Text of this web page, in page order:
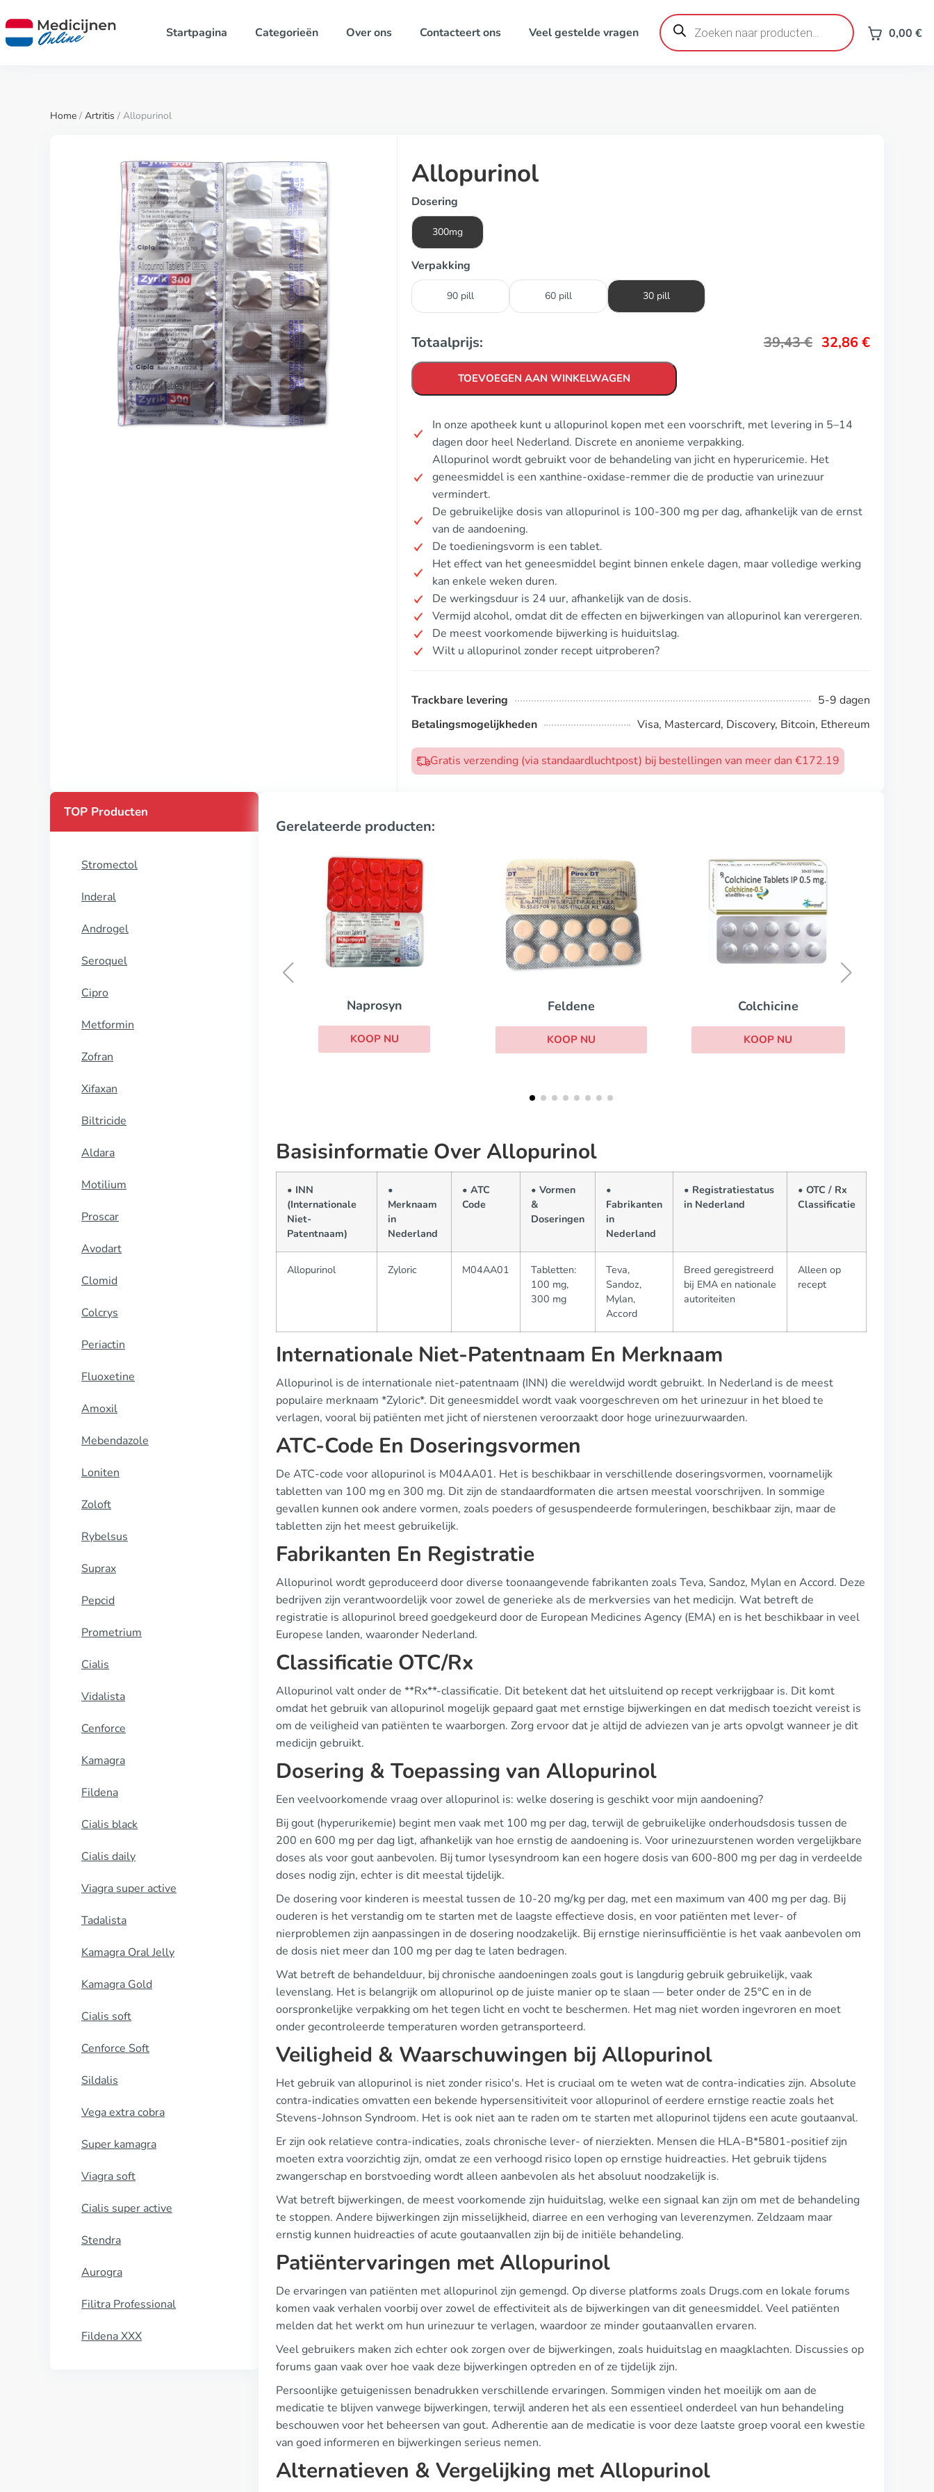
Startpagina Categorieën Over ons Contacteert ons Veel gestelde vragen
Producten
zoeken 0,00 €
Home / Artritis / Allopurinol
Allopurinol
Dosering
300mg
Verpakking
90 pill 60 pill 30 pill
Totaalprijs: 39,43€ 32,86€
TOEVOEGEN AAN WINKELWAGEN
In onze apotheek kunt u allopurinol kopen met een voorschrift, met levering in 5–14
dagen door heel Nederland. Discrete en anonieme verpakking.
Allopurinol wordt gebruikt voor de behandeling van jicht en hyperuricemie. Het
geneesmiddel is een xanthine-oxidase-remmer die de productie van urinezuur
vermindert.
De gebruikelijke dosis van allopurinol is 100-300 mg per dag, afhankelijk van de ernst
van de aandoening.
De toedieningsvorm is een tablet.
Het effect van het geneesmiddel begint binnen enkele dagen, maar volledige werking
kan enkele weken duren.
De werkingsduur is 24 uur, afhankelijk van de dosis.
Vermijd alcohol, omdat dit de effecten en bijwerkingen van allopurinol kan verergeren.
De meest voorkomende bijwerking is huiduitslag.
Wilt u allopurinol zonder recept uitproberen?
Trackbare levering
5-9 dagen
Betalingsmogelijkheden
Visa, Mastercard, Discovery, Bitcoin, Ethereum
Gratis verzending (via standaardluchtpost) bij bestellingen van meer dan €172.19
TOP Producten
Stromectol
Inderal
Androgel
Seroquel
Cipro
Metformin
Zofran
Xifaxan
Biltricide
Aldara
Motilium
Proscar
Avodart
Clomid
Colcrys
Periactin
Fluoxetine
Amoxil
Mebendazole
Loniten
Zoloft
Rybelsus
Suprax
Pepcid
Prometrium
Cialis
Vidalista
Cenforce
Kamagra
Fildena
Cialis black
Cialis daily
Viagra super active
Tadalista
Kamagra Oral Jelly
Kamagra Gold
Cialis soft
Cenforce Soft
Sildalis
Vega extra cobra
Super kamagra
Viagra soft
Cialis super active
Stendra
Aurogra
Filitra Professional
Fildena XXX
Gerelateerde producten:
Feldene
KOOP NU
Colchicine
KOOP NU
Neoral
Basisinformatie Over Allopurinol
• INN
(Internationale
Niet-
Patentnaam)
•
Merknaam
in
Nederland
• ATC
Code
• Vormen
&
Doseringen
•
Fabrikanten
in
Nederland
• Registratiestatus
in Nederland
• OTC / Rx
Classificatie
Allopurinol Zyloric M04AA01
Tabletten:
100 mg,
300 mg
Teva,
Sandoz,
Mylan,
Accord
Breed geregistreerd
bij EMA en nationale
autoriteiten
Alleen op
recept
Internationale Niet-Patentnaam En Merknaam
Allopurinol is de internationale niet-patentnaam (INN) die wereldwijd wordt gebruikt. In Nederland is de meest
populaire merknaam *Zyloric*. Dit geneesmiddel wordt vaak voorgeschreven om het urinezuur in het bloed te
verlagen, vooral bij patiënten met jicht of nierstenen veroorzaakt door hoge urinezuurwaarden.
ATC-Code En Doseringsvormen
De ATC-code voor allopurinol is M04AA01. Het is beschikbaar in verschillende doseringsvormen, voornamelijk
tabletten van 100 mg en 300 mg. Dit zijn de standaardformaten die artsen meestal voorschrijven. In sommige
gevallen kunnen ook andere vormen, zoals poeders of gesuspendeerde formuleringen, beschikbaar zijn, maar de
tabletten zijn het meest gebruikelijk.
Fabrikanten En Registratie
Allopurinol wordt geproduceerd door diverse toonaangevende fabrikanten zoals Teva, Sandoz, Mylan en Accord. Deze
bedrijven zijn verantwoordelijk voor zowel de generieke als de merkversies van het medicijn. Wat betreft de
registratie is allopurinol breed goedgekeurd door de European Medicines Agency (EMA) en is het beschikbaar in veel
Europese landen, waaronder Nederland.
Classificatie OTC/Rx
Allopurinol valt onder de **Rx**-classificatie. Dit betekent dat het uitsluitend op recept verkrijgbaar is. Dit komt
omdat het gebruik van allopurinol mogelijk gepaard gaat met ernstige bijwerkingen en dat medisch toezicht vereist is
om de veiligheid van patiënten te waarborgen. Zorg ervoor dat je altijd de adviezen van je arts opvolgt wanneer je dit
medicijn gebruikt.
Dosering & Toepassing van Allopurinol
Een veelvoorkomende vraag over allopurinol is: welke dosering is geschikt voor mijn aandoening?
Bij gout (hyperurikemie) begint men vaak met 100 mg per dag, terwijl de gebruikelijke onderhoudsdosis tussen de
200 en 600 mg per dag ligt, afhankelijk van hoe ernstig de aandoening is. Voor urinezuurstenen worden vergelijkbare
doses als voor gout aanbevolen. Bij tumor lysesyndroom kan een hogere dosis van 600-800 mg per dag in verdeelde
doses nodig zijn, echter is dit meestal tijdelijk.
De dosering voor kinderen is meestal tussen de 10-20 mg/kg per dag, met een maximum van 400 mg per dag. Bij
ouderen is het verstandig om te starten met de laagste effectieve dosis, en voor patiënten met lever- of
nierproblemen zijn aanpassingen in de dosering noodzakelijk. Bij ernstige nierinsufficiëntie is het vaak aanbevolen om
de dosis niet meer dan 100 mg per dag te laten bedragen.
Wat betreft de behandelduur, bij chronische aandoeningen zoals gout is langdurig gebruik gebruikelijk, vaak
levenslang. Het is belangrijk om allopurinol op de juiste manier op te slaan — beter onder de 25°C en in de
oorspronkelijke verpakking om het tegen licht en vocht te beschermen. Het mag niet worden ingevroren en moet
onder gecontroleerde temperaturen worden getransporteerd.
Veiligheid & Waarschuwingen bij Allopurinol
Het gebruik van allopurinol is niet zonder risico's. Het is cruciaal om te weten wat de contra-indicaties zijn. Absolute
contra-indicaties omvatten een bekende hypersensitiviteit voor allopurinol of eerdere ernstige reactie zoals het
Stevens-Johnson Syndroom. Het is ook niet aan te raden om te starten met allopurinol tijdens een acute goutaanval.
Er zijn ook relatieve contra-indicaties, zoals chronische lever- of nierziekten. Mensen die HLA-B*5801-positief zijn
moeten extra voorzichtig zijn, omdat ze een verhoogd risico lopen op ernstige huidreacties. Het gebruik tijdens
zwangerschap en borstvoeding wordt alleen aanbevolen als het absoluut noodzakelijk is.
Wat betreft bijwerkingen, de meest voorkomende zijn huiduitslag, welke een signaal kan zijn om met de behandeling
te stoppen. Andere bijwerkingen zijn misselijkheid, diarree en een verhoging van leverenzymen. Zeldzaam maar
ernstig kunnen huidreacties of acute goutaanvallen zijn bij de initiële behandeling.
Patiëntervaringen met Allopurinol
De ervaringen van patiënten met allopurinol zijn gemengd. Op diverse platforms zoals Drugs.com en lokale forums
komen vaak verhalen voorbij over zowel de effectiviteit als de bijwerkingen van dit geneesmiddel. Veel patiënten
melden dat het werkt om hun urinezuur te verlagen, waardoor ze minder goutaanvallen ervaren.
Veel gebruikers maken zich echter ook zorgen over de bijwerkingen, zoals huiduitslag en maagklachten. Discussies op
forums gaan vaak over hoe vaak deze bijwerkingen optreden en of ze tijdelijk zijn.
Persoonlijke getuigenissen benadrukken verschillende ervaringen. Sommigen vinden het moeilijk om aan de
medicatie te blijven vanwege bijwerkingen, terwijl anderen het als een essentieel onderdeel van hun behandeling
beschouwen voor het beheersen van gout. Adherentie aan de medicatie is voor deze laatste groep vooral een kwestie
van goed informeren en bijwerkingen serieus nemen.
Alternatieven & Vergelijking met Allopurinol